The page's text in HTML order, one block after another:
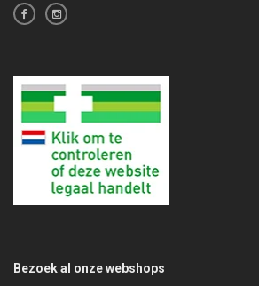
Bezoek al onze webshops